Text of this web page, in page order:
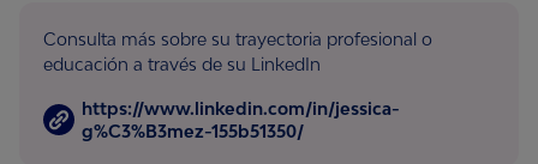
Consulta más sobre su trayectoria profesional o
educación a través de su LinkedIn
https://www.linkedin.com/in/jessica-
g%C3%B3mez-155b51350/